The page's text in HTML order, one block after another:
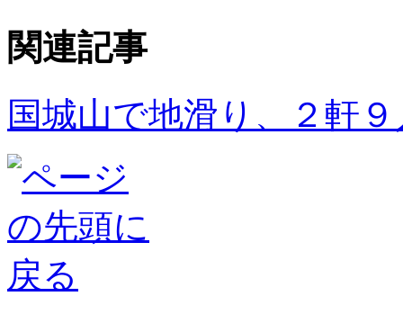
関連記事
国城山で地滑り、２軒